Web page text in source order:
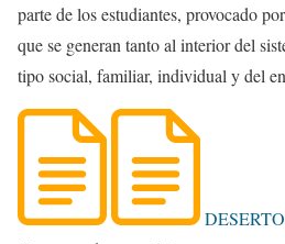
parte de los estudiantes, provocado
que se generan tanto al interior del
tipo social, familiar, individual y del